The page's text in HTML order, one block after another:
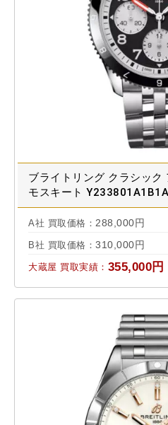
ブライトリング クラシッ
モスキート
A社 買取価格： 288,000円
B社 買取価格： 310,000円
大蔵屋 買取実績： 355,000円